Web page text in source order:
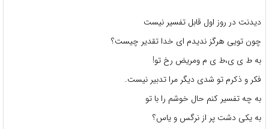
دیدنت در روز اول قابل تفسیر نیست
چون تویی هرگز ندیدم ای خدا تقدیر چیست؟
به ط ی ی،ط ی م ومریض رخ تو!
فکر و ذکرم تو شدی دیگر مرا تدبیر نیست.
به چه تفسیر کنم حال خوشم را با تو
به یکی دشت پر از نرگس و یاس؟